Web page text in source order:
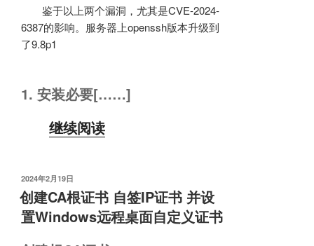
鉴于以上两个漏洞，尤其是CVE-2024-
6387的影响。服务器上openssh版本升级到
了9.8p1
1. 安装必要[……]
继续阅读
发
布
于
2024年2月19日
创建CA根证书 自签IP证书 并设
置Windows远程桌面自定义证书